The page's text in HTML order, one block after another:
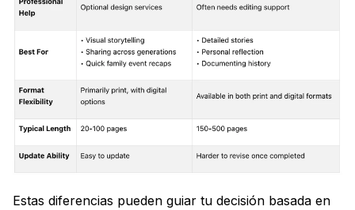
Estas diferencias pueden guiar tu decisión basada en